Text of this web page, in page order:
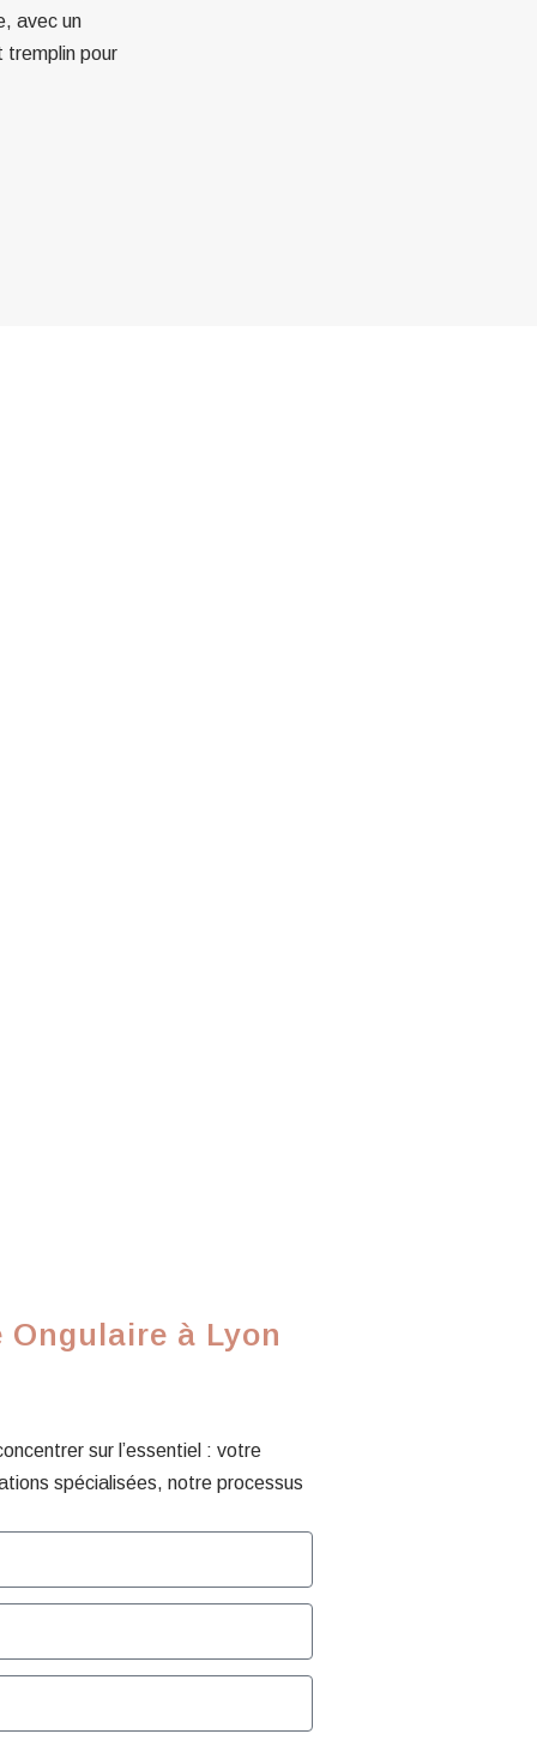
avec un
tremplin pour
à Lyon
sur l’essentiel : votre
spécialisées, notre processus